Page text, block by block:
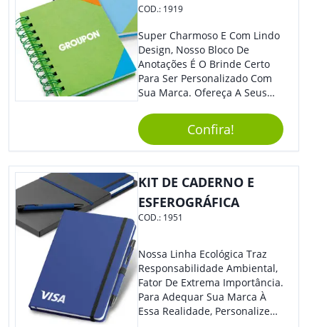
COD.: 1919
Super Charmoso E Com Lindo
Design, Nosso Bloco De
Anotações É O Brinde Certo
Para Ser Personalizado Com
Sua Marca. Ofereça A Seus
Dúvidas Eles Irão Adorar.
Confira!
KIT DE CADERNO E
ESFEROGRÁFICA
COD.: 1951
Nossa Linha Ecológica Traz
Responsabilidade Ambiental,
Fator De Extrema Importância.
Para Adequar Sua Marca À
Essa Realidade, Personalize